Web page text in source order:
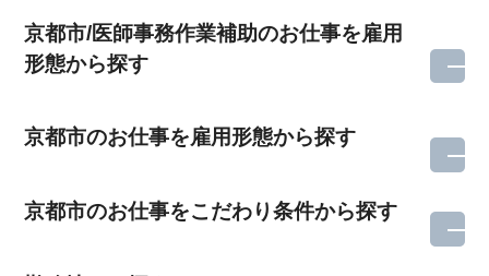
京都市/医師事務作業補助のお仕事を雇用
形態から探す
京都市のお仕事を雇用形態から探す
京都市のお仕事をこだわり条件から探す